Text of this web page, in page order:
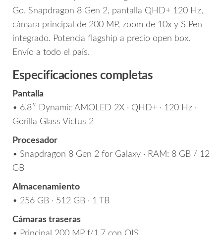
Go. Snapdragon 8 Gen 2, pantalla QHD+ 120 Hz,
cámara principal de 200 MP, zoom de 10x y S Pen
integrado. Potencia flagship a precio open box.
Envío a todo el país.
Especificaciones completas
Pantalla
• 6.8″ Dynamic AMOLED 2X · QHD+ · 120 Hz ·
Gorilla Glass Victus 2
Procesador
• Snapdragon 8 Gen 2 for Galaxy · RAM: 8 GB / 12
GB
Almacenamiento
• 256 GB · 512 GB · 1 TB
Cámaras traseras